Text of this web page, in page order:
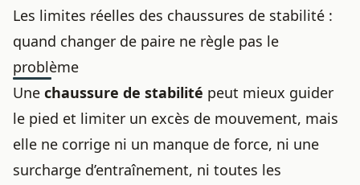
Les limites réelles des chaussures de stabilité :
quand changer de paire ne règle pas le
problème
Une chaussure de stabilité peut mieux guider
le pied et limiter un excès de mouvement, mais
elle ne corrige ni un manque de force, ni une
surcharge d’entraînement, ni toutes les